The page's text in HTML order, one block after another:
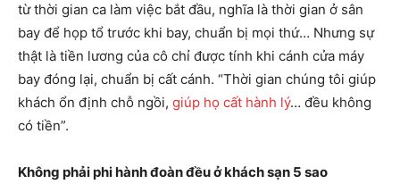
từ thời gian ca làm việc bắt đầu, nghĩa là thời gian ở sân
bay để họp tổ trước khi bay, chuẩn bị mọi thứ… Nhưng sự
thật là tiền lương của cô chỉ được tính khi cánh cửa máy
bay đóng lại, chuẩn bị cất cánh. “Thời gian chúng tôi giúp
khách ổn định chỗ ngồi, giúp họ cất hành lý… đều không
có tiền”.
Không phải phi hành đoàn đều ở khách sạn 5 sao